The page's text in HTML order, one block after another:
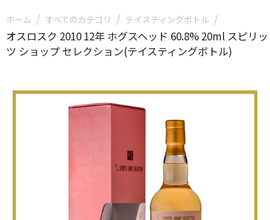
ホーム / すべてのカテゴリ / テイスティングボトル /
オスロスク 2010 12年 ホグスヘッド 60.8% 20ml スピリッ
ツ ショップ セレクション(テイスティングボトル)